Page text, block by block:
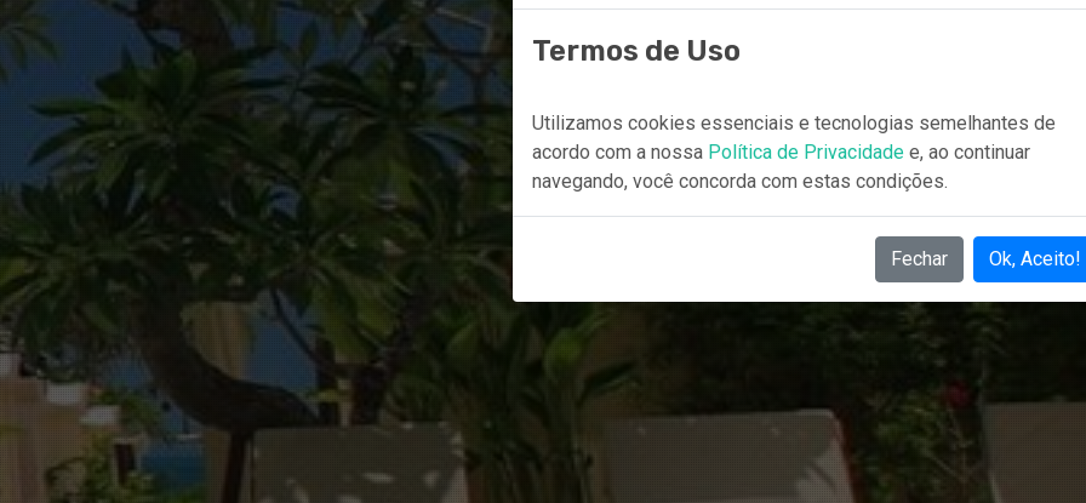
Termos de Uso
Utilizamos cookies essenciais e tecnologias semelhantes de
acordo com a nossa Política de Privacidade e, ao continuar
navegando, você concorda com estas condições.
Fechar Ok, Aceito!